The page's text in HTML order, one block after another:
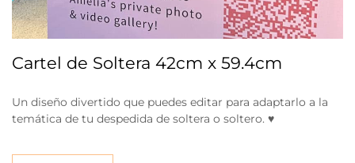
Cartel de Soltera 42cm x 59.4cm
Un diseño divertido que puedes editar para adaptarlo a la
temática de tu despedida de soltera o soltero. ♥